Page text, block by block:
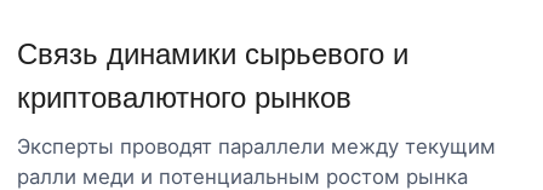
Связь динамики сырьевого и
криптовалютного рынков
Эксперты проводят параллели между текущим
ралли меди и потенциальным ростом рынка